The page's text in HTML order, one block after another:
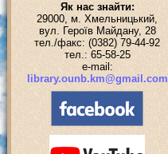
Як нас знайти:
29000, м. Хмельницький,
вул. Героїв Майдану, 28
тел./факс: (0382) 79-44-92
тел.: 65-58-25
e-mail:
library.ounb.km@gmail.com